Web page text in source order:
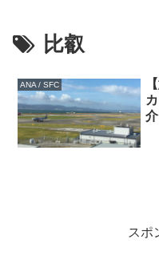
比叡
ANA / SFC
介
スポ